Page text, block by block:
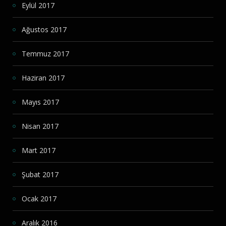
Eylül 2017
Ağustos 2017
Temmuz 2017
Haziran 2017
Mayıs 2017
Nisan 2017
Mart 2017
Şubat 2017
Ocak 2017
Aralık 2016